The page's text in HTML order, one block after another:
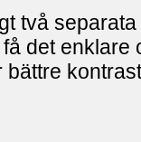
två
det